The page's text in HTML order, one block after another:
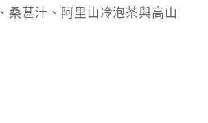
桑葚汁、阿里山冷泡茶與高山